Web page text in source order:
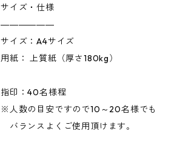
サイズ・仕様
――――――
サイズ：A4サイズ
用紙： 上質紙（厚さ180kg）
指印：40名様程
※人数の目安ですので10～20名様でも
バランスよくご使用頂けます。